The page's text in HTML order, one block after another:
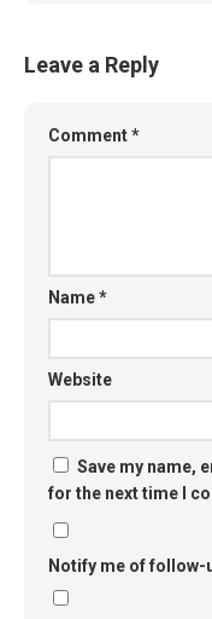
Leave a Reply
Comment*
Name*
Website
Save my name,
for the next time I
Notify me of follow-